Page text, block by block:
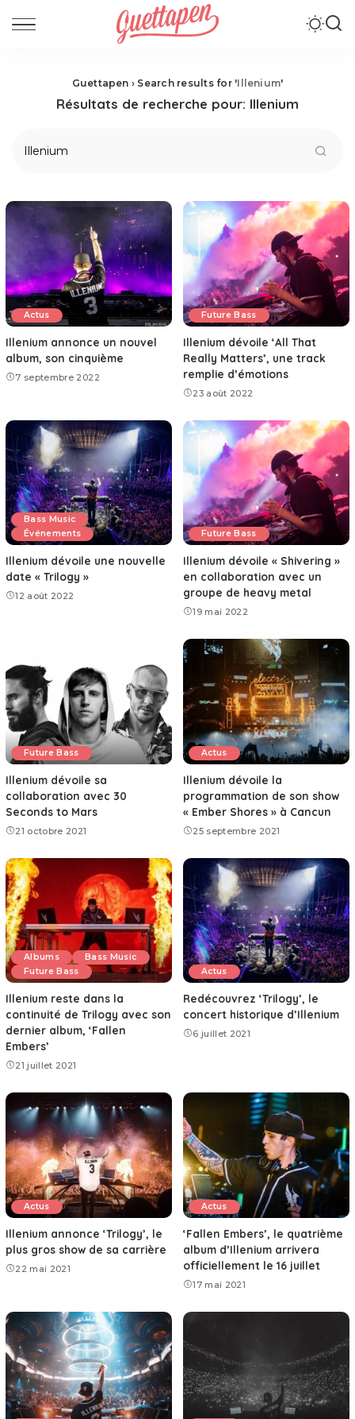
Guettapen › Search results for 'Illenium'
Résultats de recherche pour: Illenium
Actus
Illenium annonce un nouvel
album, son cinquième
7 septembre 2022
Future Bass
Illenium dévoile ‘All That
Really Matters’, une track
remplie d’émotions
23 août 2022
Bass Music
Événements
Illenium dévoile une nouvelle
date « Trilogy »
12 août 2022
Future Bass
Illenium dévoile « Shivering »
en collaboration avec un
groupe de heavy metal
19 mai 2022
Future Bass
Illenium dévoile sa
collaboration avec 30
Seconds to Mars
21 octobre 2021
Actus
Illenium dévoile la
programmation de son show
« Ember Shores » à Cancun
25 septembre 2021
Albums
Bass Music
Future Bass
Illenium reste dans la
continuité de Trilogy avec son
dernier album, ‘Fallen
Embers’
21 juillet 2021
Actus
Redécouvrez ‘Trilogy’, le
concert historique d’Illenium
6 juillet 2021
Actus
Illenium annonce ‘Trilogy’, le
plus gros show de sa carrière
22 mai 2021
Actus
‘Fallen Embers’, le quatrième
album d’Illenium arrivera
officiellement le 16 juillet
17 mai 2021